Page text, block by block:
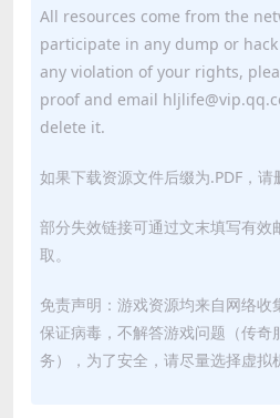
All resources come from the
participate in any dump or
any violation of your rights,
proof and email
delete it.
如果下载资源文件后缀为.PDF，请
部分失效链接可通过文末填写有
取。
免责声明：游戏资源均来自网络收
保证病毒，不解答游戏问题（传奇
务），为了安全，请尽量选择虚拟